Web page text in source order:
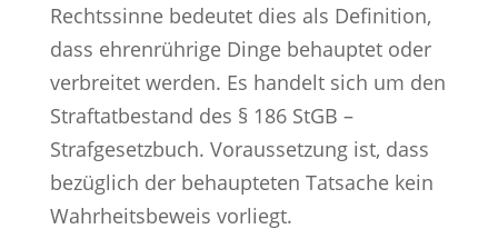
Rechtssinne bedeutet dies als Definition,
dass ehrenrührige Dinge behauptet oder
verbreitet werden. Es handelt sich um den
Straftatbestand des § 186 StGB –
Strafgesetzbuch. Voraussetzung ist, dass
bezüglich der behaupteten Tatsache kein
Wahrheitsbeweis vorliegt.